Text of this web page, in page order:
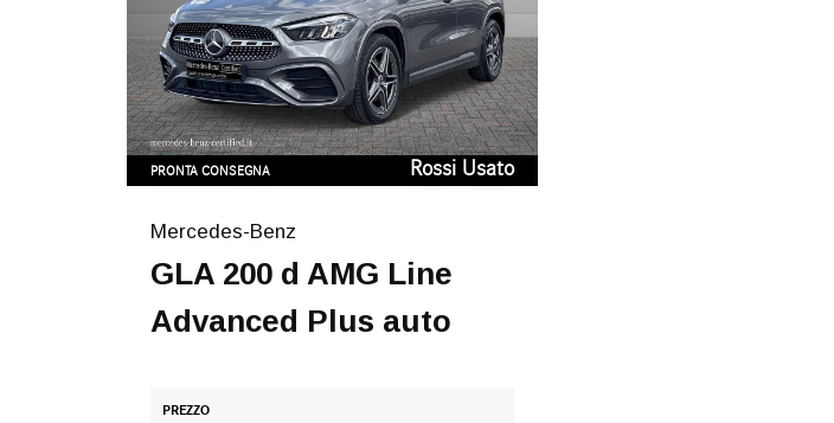
Mercedes-Benz
GLA 200 d AMG Line
Advanced Plus auto
PRONTA CONSEGNA Rossi Usato
PREZZO